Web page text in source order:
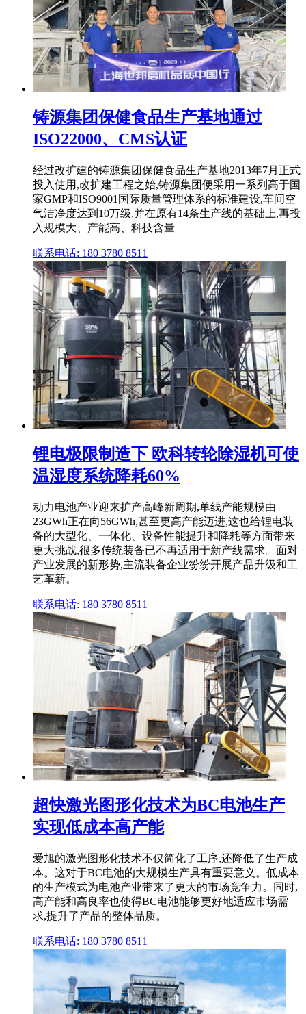
铸源集团保健食品生产基地通过
ISO22000、CMS认证
经过改扩建的铸源集团保健食品生产基地2013年7月正式
投入使用,改扩建工程之始,铸源集团便采用一系列高于国
家GMP和ISO9001国际质量管理体系的标准建设,车间空
气洁净度达到10万级,并在原有14条生产线的基础上,再投
入规模大、产能高、科技含量
联系电话: 180 3780 8511
锂电极限制造下 欧科转轮除湿机可使
温湿度系统降耗60%
动力电池产业迎来扩产高峰新周期,单线产能规模由
23GWh正在向56GWh,甚至更高产能迈进,这也给锂电装
备的大型化、一体化、设备性能提升和降耗等方面带来
更大挑战,很多传统装备已不再适用于新产线需求。面对
产业发展的新形势,主流装备企业纷纷开展产品升级和工
艺革新。
联系电话: 180 3780 8511
超快激光图形化技术为BC电池生产
实现低成本高产能
爱旭的激光图形化技术不仅简化了工序,还降低了生产成
本。这对于BC电池的大规模生产具有重要意义。低成本
的生产模式为电池产业带来了更大的市场竞争力。同时,
高产能和高良率也使得BC电池能够更好地适应市场需
求,提升了产品的整体品质。
联系电话: 180 3780 8511